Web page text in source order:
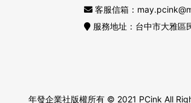
客服信箱：
服務地址：台中市大雅區
年發企業社版權所有 © 2021 PCink All